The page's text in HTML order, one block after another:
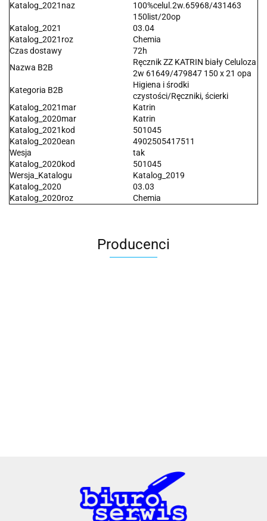
Katalog_2021naz
100%celul.2w.65968/431463
150list/20op
Katalog_2021
03.04
Katalog_2021roz
Chemia
Czas dostawy
72h
Nazwa B2B
Ręcznik ZZ KATRIN biały Celuloza
2w 61649/479847 150 x 21 opa
Kategoria B2B
Higiena i środki
czystości/Ręczniki, ścierki
Katalog_2021mar
Katrin
Katalog_2020mar
Katrin
Katalog_2021kod
501045
Katalog_2020ean
4902505417511
Wesja
tak
Katalog_2020kod
501045
Wersja_Katalogu
Katalog_2019
Katalog_2020
03.03
Katalog_2020roz
Chemia
Producenci
A4 Tech